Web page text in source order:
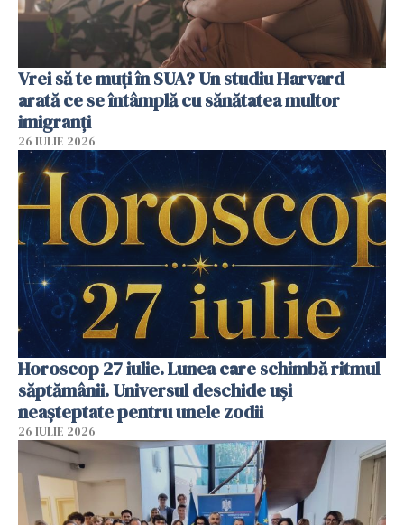
Vrei să te muți în SUA? Un studiu Harvard
arată ce se întâmplă cu sănătatea multor
imigranți
26 IULIE 2026
Horoscop 27 iulie. Lunea care schimbă ritmul
săptămânii. Universul deschide uși
neașteptate pentru unele zodii
26 IULIE 2026